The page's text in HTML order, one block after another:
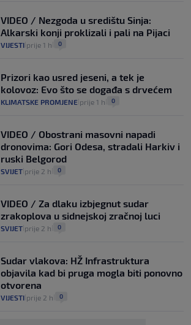
VIDEO / Nezgoda u središtu Sinja:
Alkarski konji proklizali i pali na Pijaci
VIJESTI prije 1 h 0
Prizori kao usred jeseni, a tek je
kolovoz: Evo što se događa s drvećem
KLIMATSKE PROMJENE prije 1 h 0
VIDEO / Obostrani masovni napadi
dronovima: Gori Odesa, stradali Harkiv i
ruski Belgorod
SVIJET prije 2 h 0
VIDEO / Za dlaku izbjegnut sudar
zrakoplova u sidnejskoj zračnoj luci
SVIJET prije 2 h 0
Sudar vlakova: HŽ Infrastruktura
objavila kad bi pruga mogla biti ponovno
otvorena
VIJESTI prije 2 h 0